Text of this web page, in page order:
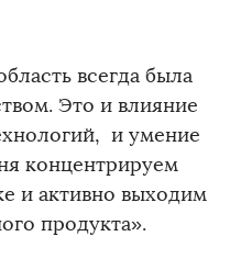
всегда была
Это и влияние
и умение
концентрируем
и активно выходим
продукта».